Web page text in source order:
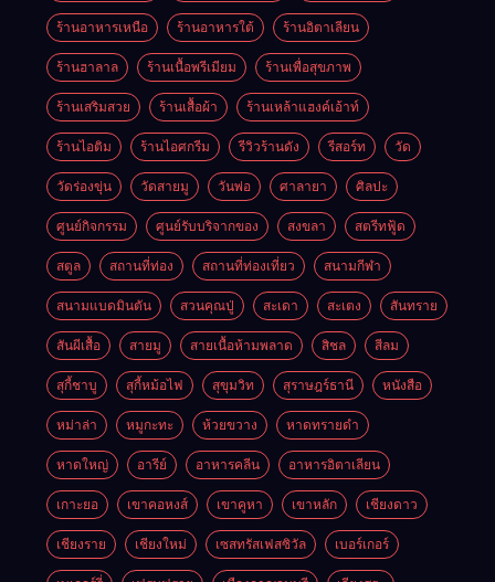
ร้านอาหารเหนือ ร้านอาหารใต้ ร้านอิตาเลียน
ร้านฮาลาล ร้านเนื้อพรีเมียม ร้านเพื่อสุขภาพ
ร้านเสริมสวย ร้านเสื้อผ้า ร้านเหล้าแฮงค์เอ้าท์
ร้านไอติม ร้านไอศกรีม รีวิวร้านดัง รีสอร์ท วัด
วัดร่องขุ่น วัดสายมู วันพ่อ ศาลายา ศิลปะ
ศูนย์กิจกรรม ศูนย์รับบริจากของ สงขลา สตรีทฟู้ด
สตูล สถานที่ท่อง สถานที่ท่องเที่ยว สนามกีฬา
สนามแบดมินตัน สวนคุณปู่ สะเดา สะเตง สันทราย
สันผีเสื้อ สายมู สายเนื้อห้ามพลาด สิชล สีลม
สุกี้ชาบู สุกี้หม้อไฟ สุขุมวิท สุราษฎร์ธานี หนังสือ
หม่าล่า หมูกะทะ ห้วยขวาง หาดทรายดำ
หาดใหญ่ อารีย์ อาหารคลีน อาหารอิตาเลียน
เกาะยอ เขาคอหงส์ เขาคูหา เขาหลัก เชียงดาว
เชียงราย เชียงใหม่ เซสทรัสเฟสซิวัล เบอร์เกอร์